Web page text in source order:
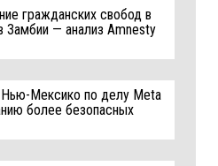
гражданских свобод в
Замбии — анализ Amnesty
Мексико по делу Meta
более безопасных